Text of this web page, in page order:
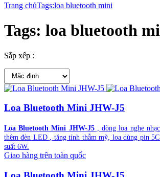
Trang chủTags:loa bluetooth mini
Tags: loa bluetooth
Sắp xếp :
Loa Bluetooth Mini JHW-J5
Loa Bluetooth Mini JHW-J5, dòng loa nghe
thêm đèn LED , tăng tính thẫm mỹ, loa dùng pin
suất 6W.
Giao hàng trên toàn quốc